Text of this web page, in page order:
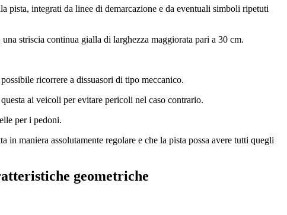
integrati da linee di demarcazione e da eventuali simboli ripetuti
striscia continua gialla di larghezza maggiorata pari a 30 cm.
ricorrere a dissuasori di tipo meccanico.
ai veicoli per evitare pericoli nel caso contrario.
per i pedoni.
maniera assolutamente regolare e che la pista possa avere tutti quegli
geometriche